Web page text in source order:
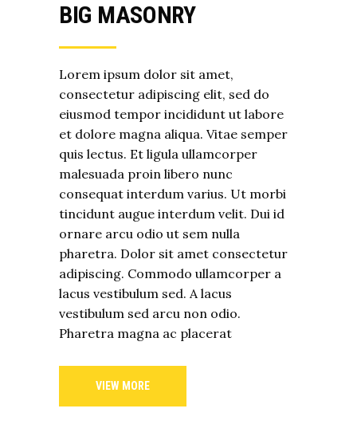
BIG MASONRY
Lorem ipsum dolor sit amet,
consectetur adipiscing elit, sed do
eiusmod tempor incididunt ut labore
et dolore magna aliqua. Vitae semper
quis lectus. Et ligula ullamcorper
malesuada proin libero nunc
consequat interdum varius. Ut morbi
tincidunt augue interdum velit. Dui id
ornare arcu odio ut sem nulla
pharetra. Dolor sit amet consectetur
adipiscing. Commodo ullamcorper a
lacus vestibulum sed. A lacus
vestibulum sed arcu non odio.
Pharetra magna ac placerat
VIEW MORE